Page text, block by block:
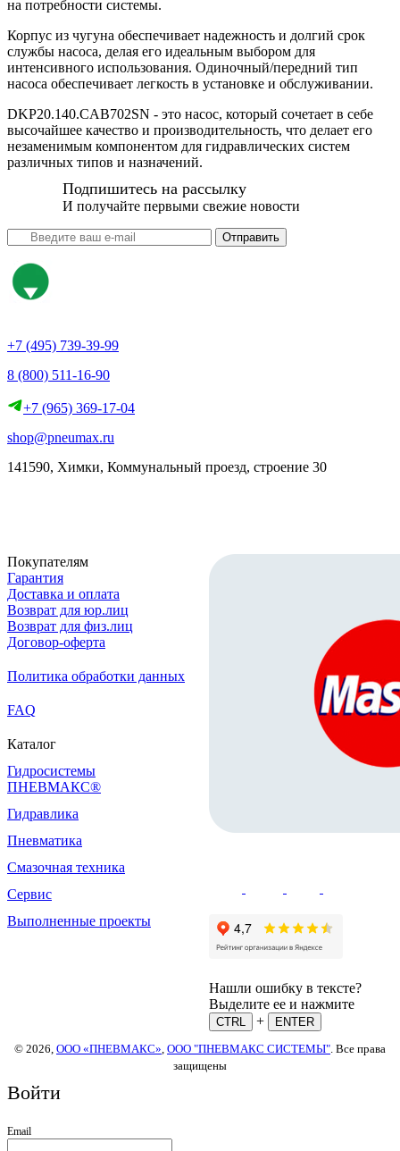
на потребности системы.
Корпус из чугуна обеспечивает надежность и долгий срок
службы насоса, делая его идеальным выбором для
интенсивного использования. Одиночный/передний тип
насоса обеспечивает легкость в установке и обслуживании.
DKP20.140.CAB702SN - это насос, который сочетает в себе
высочайшее качество и производительность, что делает его
незаменимым компонентом для гидравлических систем
различных типов и назначений.
Подпишитесь на рассылку
И получайте первыми свежие новости
Отправить
+7 (495) 739-39-99
8 (800) 511-16-90
+7 (965) 369-17-04
shop@pneumax.ru
141590, Химки, Коммунальный проезд, строение 30
Покупателям
Гарантия
Доставка и оплата
Возврат для юр.лиц
Возврат для физ.лиц
Договор-оферта
Политика обработки данных
FAQ
Каталог
Гидросистемы
ПНЕВМАКС®
Гидравлика
Пневматика
Смазочная техника
Сервис
Выполненные проекты
Нашли ошибку в тексте?
Выделите ее и нажмите
CTRL +
ENTER
© 2026, ООО «ПНЕВМАКС» ООО "ПНЕВМАКС СИСТЕМЫ" . Все права
защищены
Войти
Email